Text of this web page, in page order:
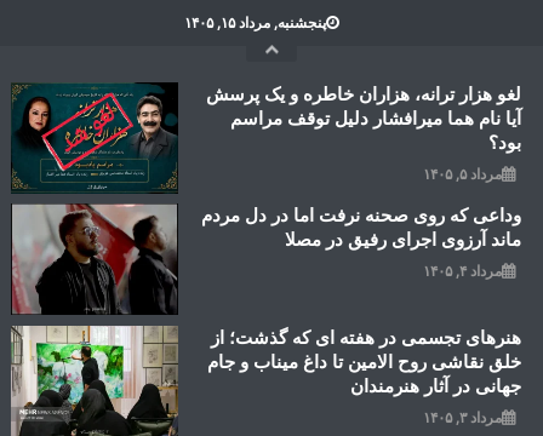
پنجشنبه, مرداد ۱۵, ۱۴۰۵
لغو هزار ترانه، هزاران خاطره و یک پرسش
آیا نام هما میرافشار دلیل توقف مراسم
بود؟
مرداد ۵, ۱۴۰۵
وداعی که روی صحنه نرفت اما در دل مردم
ماند آرزوی اجرای رفیق در مصلا
مرداد ۴, ۱۴۰۵
هنرهای تجسمی در هفته ای که گذشت؛ از
خلق نقاشی روح الامین تا داغ میناب و جام
جهانی در آثار هنرمندان
مرداد ۳, ۱۴۰۵